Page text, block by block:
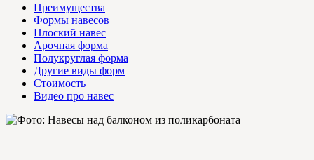
Преимущества
Формы навесов
Плоский навес
Арочная форма
Полукруглая форма
Другие виды форм
Стоимость
Видео про навес